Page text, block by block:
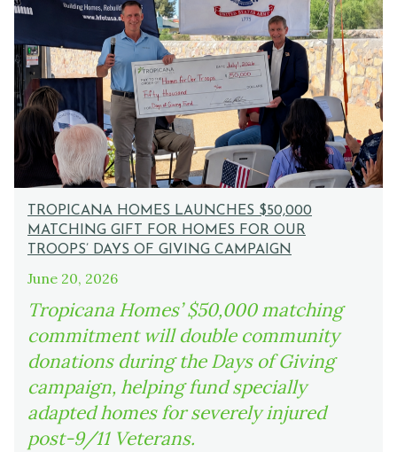
TROPICANA HOMES LAUNCHES $50,000
MATCHING GIFT FOR HOMES FOR OUR
TROOPS’ DAYS OF GIVING CAMPAIGN
June 20, 2026
Tropicana Homes’ $50,000 matching
commitment will double community
donations during the Days of Giving
campaign, helping fund specially
adapted homes for severely injured
post-9/11 Veterans.